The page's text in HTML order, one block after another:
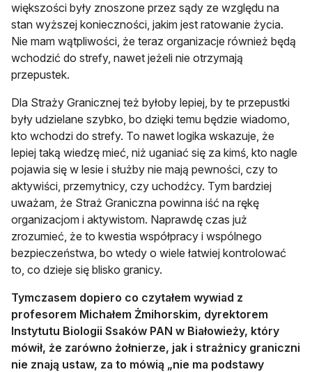
większości były znoszone przez sądy ze względu na
stan wyższej konieczności, jakim jest ratowanie życia.
Nie mam wątpliwości, że teraz organizacje również będą
wchodzić do strefy, nawet jeżeli nie otrzymają
przepustek.
Dla Straży Granicznej też byłoby lepiej, by te przepustki
były udzielane szybko, bo dzięki temu będzie wiadomo,
kto wchodzi do strefy. To nawet logika wskazuje, że
lepiej taką wiedzę mieć, niż uganiać się za kimś, kto nagle
pojawia się w lesie i służby nie mają pewności, czy to
aktywiści, przemytnicy, czy uchodźcy. Tym bardziej
uważam, że Straż Graniczna powinna iść na rękę
organizacjom i aktywistom. Naprawdę czas już
zrozumieć, że to kwestia współpracy i wspólnego
bezpieczeństwa, bo wtedy o wiele łatwiej kontrolować
to, co dzieje się blisko granicy.
Tymczasem dopiero co czytałem wywiad z
profesorem Michałem Żmihorskim, dyrektorem
Instytutu Biologii Ssaków PAN w Białowieży, który
mówił, że zarówno żołnierze, jak i strażnicy graniczni
nie znają ustaw, za to mówią „nie ma podstawy